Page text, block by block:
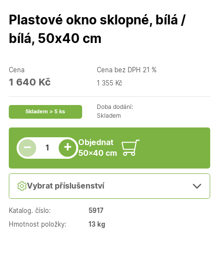
Plastové okno sklopné, bílá /
bílá, 50x40 cm
Cena
1 640 Kč
Cena bez DPH 21 %
1 355 Kč
Skladem > 5 ks
Doba dodání:
Skladem
−
Snížit množství
Počet kusů +
Zvýšit množství
Objednat
50×40 cm
Vybrat příslušenství
Katalog. číslo: 5917
Hmotnost položky: 13 kg